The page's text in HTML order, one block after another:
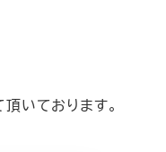
いております。